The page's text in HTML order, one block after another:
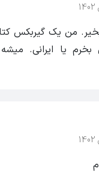
من یک گیربکس
یا ایرانی. میشه